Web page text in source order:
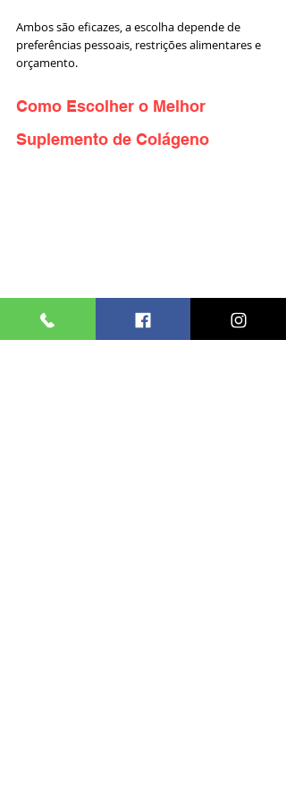
Ambos são eficazes, a escolha depende de
preferências pessoais, restrições alimentares e
orçamento.
Como Escolher o Melhor
Suplemento de Colágeno
Com tantas opções no mercado, escolher o
suplemento ideal pode ser confuso. Considere